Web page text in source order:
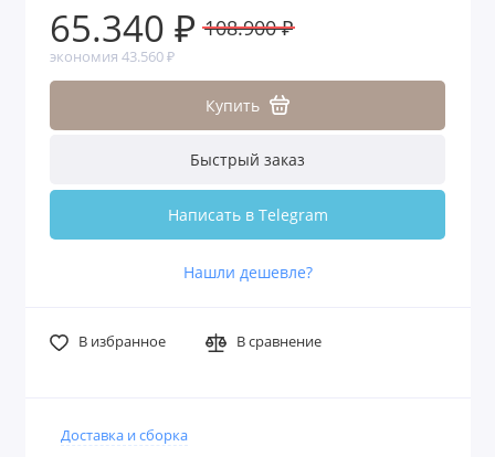
65.340 ₽ 108.900 ₽
экономия 43.560 ₽
Купить
Быстрый заказ
Написать в Telegram
Нашли дешевле?
В избранное В сравнение
Доставка и сборка